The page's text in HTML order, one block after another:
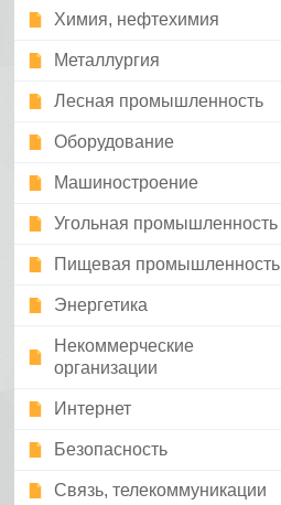
Химия, нефтехимия
Металлургия
Лесная промышленность
Оборудование
Машиностроение
Угольная промышленность
Пищевая промышленность
Энергетика
Некоммерческие
организации
Интернет
Безопасность
Связь, телекоммуникации